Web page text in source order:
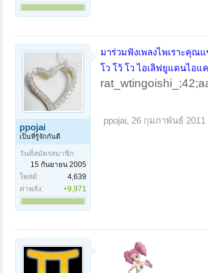
ppojai
เป็นที่รู้จักกันดี
วันที่สมัครสมาชิก:
15 กันยายน 2005
โพสต์:
4,639
ค่าพลัง:
+9,971
มาร่วมฟังเพลงไพเราะคุณ
โว โว้ โว ไอเลิฟยูแดนไอแ
ppojai, 26 กุมภาพันธ์ 2011